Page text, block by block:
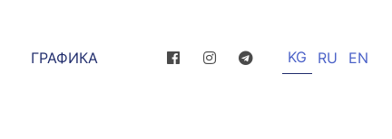
ГРАФИКА KG RU EN